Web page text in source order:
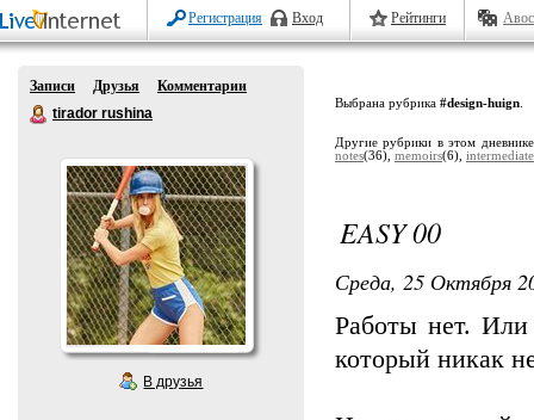
Регистрация Вход Рейтинги
Записи Друзья
Комментарии
tirador rushina
В друзья
Выбрана рубрика #design-huign
Другие рубрики в этом
notes(36), memoirs(6), intermediate
EASY 00
Среда, 25 Октября
Работы нет.
который никак